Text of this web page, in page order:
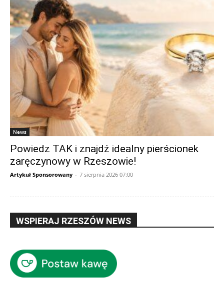
News
Powiedz TAK i znajdź idealny pierścionek
zaręczynowy w Rzeszowie!
Artykuł Sponsorowany - 7 sierpnia 2026 07:00
WSPIERAJ RZESZÓW NEWS